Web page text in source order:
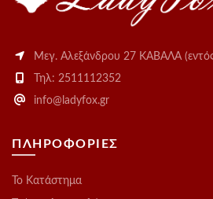
Μεγ. Αλεξάνδρου 27 ΚΑΒΑΛΑ
Τηλ: 2511112352
info@ladyfox.gr
ΠΛΗΡΟΦΟΡΙΕΣ
Το Kατάστημα